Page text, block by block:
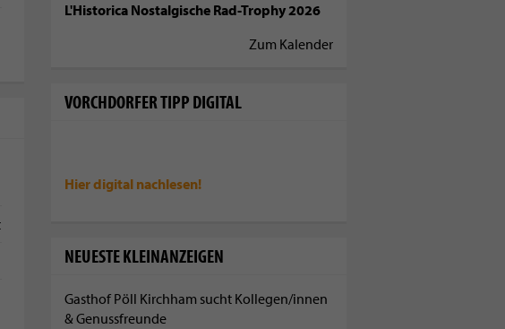
L'Historica Nostalgische Rad-Trophy 2026
Zum Kalender
VORCHDORFER TIPP DIGITAL
Hier digital nachlesen!
NEUESTE KLEINANZEIGEN
Gasthof Pöll Kirchham sucht Kollegen/innen
& Genussfreunde